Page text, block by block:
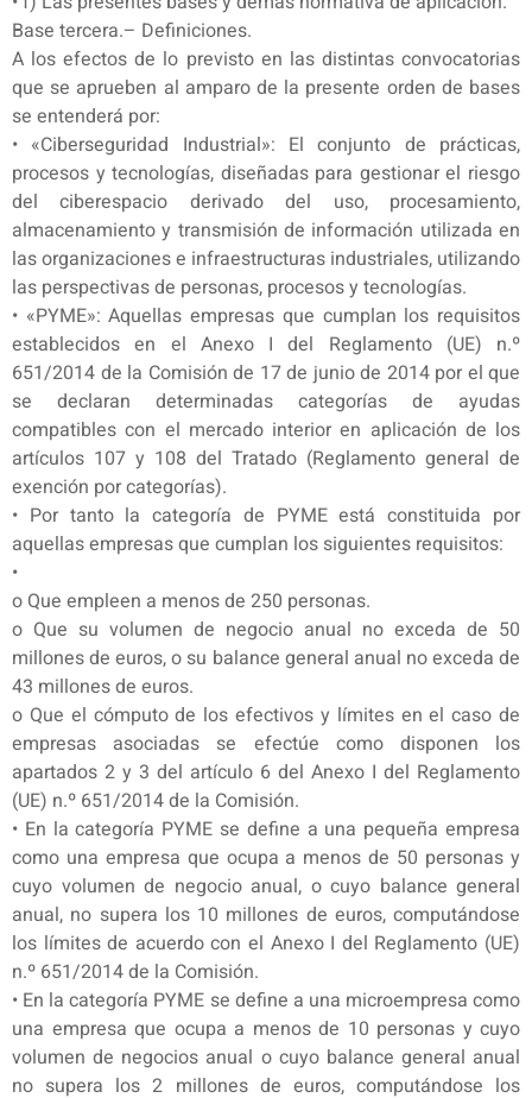
Base tercera.– Definiciones.
A los efectos de lo previsto en las distintas convocatorias
que se aprueben al amparo de la presente orden de bases
se entenderá por:
• «Ciberseguridad Industrial»: El conjunto de prácticas,
procesos y tecnologías, diseñadas para gestionar el riesgo
del ciberespacio derivado del uso, procesamiento,
almacenamiento y transmisión de información utilizada en
las organizaciones e infraestructuras industriales, utilizando
las perspectivas de personas, procesos y tecnologías.
• «PYME»: Aquellas empresas que cumplan los requisitos
establecidos en el Anexo I del Reglamento (UE) n.º
651/2014 de la Comisión de 17 de junio de 2014 por el que
se declaran determinadas categorías de ayudas
compatibles con el mercado interior en aplicación de los
artículos 107 y 108 del Tratado (Reglamento general de
exención por categorías).
• Por tanto la categoría de PYME está constituida por
aquellas empresas que cumplan los siguientes requisitos:
•
o Que empleen a menos de 250 personas.
o Que su volumen de negocio anual no exceda de 50
millones de euros, o su balance general anual no exceda de
43 millones de euros.
o Que el cómputo de los efectivos y límites en el caso de
empresas asociadas se efectúe como disponen los
apartados 2 y 3 del artículo 6 del Anexo I del Reglamento
(UE) n.º 651/2014 de la Comisión.
• En la categoría PYME se define a una pequeña empresa
como una empresa que ocupa a menos de 50 personas y
cuyo volumen de negocio anual, o cuyo balance general
anual, no supera los 10 millones de euros, computándose
los límites de acuerdo con el Anexo I del Reglamento (UE)
n.º 651/2014 de la Comisión.
• En la categoría PYME se define a una microempresa como
una empresa que ocupa a menos de 10 personas y cuyo
volumen de negocios anual o cuyo balance general anual
no supera los 2 millones de euros, computándose los